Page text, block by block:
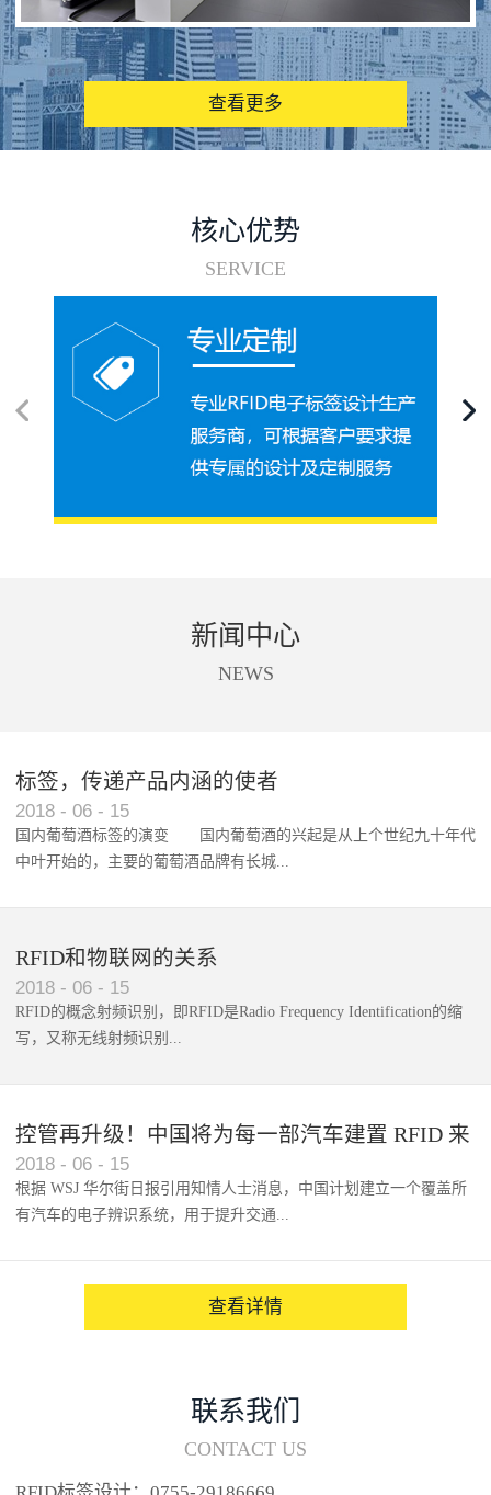
图书馆RFID电子标签管理系统
查看更多
核心优势
SERVICE
新闻中心
NEWS
标签，传递产品内涵的使者
2018 - 06 - 15
国内葡萄酒标签的演变 国内葡萄酒的兴起是从上个世纪九十年代
中叶开始的，主要的葡萄酒品牌有长城...
RFID和物联网的关系
2018 - 06 - 15
RFID的概念射频识别，即RFID是Radio Frequency Identification的缩
写，又称无线射频识别...
控管再升级！中国将为每一部汽车建置 RFID 来
架构辨识系统
2018 - 06 - 15
根据 WSJ 华尔街日报引用知情人士消息，中国计划建立一个覆盖所
有汽车的电子辨识系统，用于提升交通...
查看详情
联系我们
CONTACT US